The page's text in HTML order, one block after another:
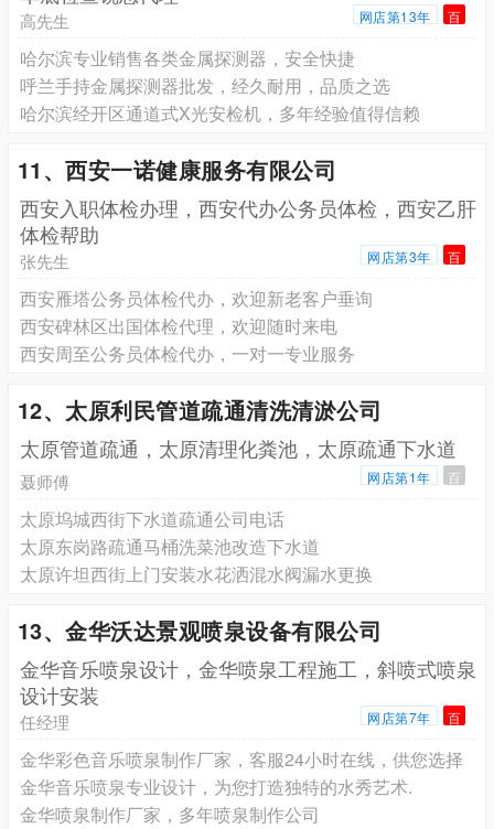
高先生 网店第13年 百
哈尔滨专业销售各类金属探测器，安全快捷
呼兰手持金属探测器批发，经久耐用，品质之选
哈尔滨经开区通道式X光安检机，多年经验值得信赖
11、西安一诺健康服务有限公司
西安入职体检办理，西安代办公务员体检，西安乙肝
体检帮助
张先生 网店第3年 百
西安雁塔公务员体检代办，欢迎新老客户垂询
西安碑林区出国体检代理，欢迎随时来电
西安周至公务员体检代办，一对一专业服务
12、太原利民管道疏通清洗清淤公司
太原管道疏通，太原清理化粪池，太原疏通下水道
聂师傅 网店第1年 百
太原坞城西街下水道疏通公司电话
太原东岗路疏通马桶洗菜池改造下水道
太原许坦西街上门安装水花洒混水阀漏水更换
13、金华沃达景观喷泉设备有限公司
金华音乐喷泉设计，金华喷泉工程施工，斜喷式喷泉
设计安装
任经理 网店第7年 百
金华彩色音乐喷泉制作厂家，客服24小时在线，供您选择
金华音乐喷泉专业设计，为您打造独特的水秀艺术.
金华喷泉制作厂家，多年喷泉制作公司